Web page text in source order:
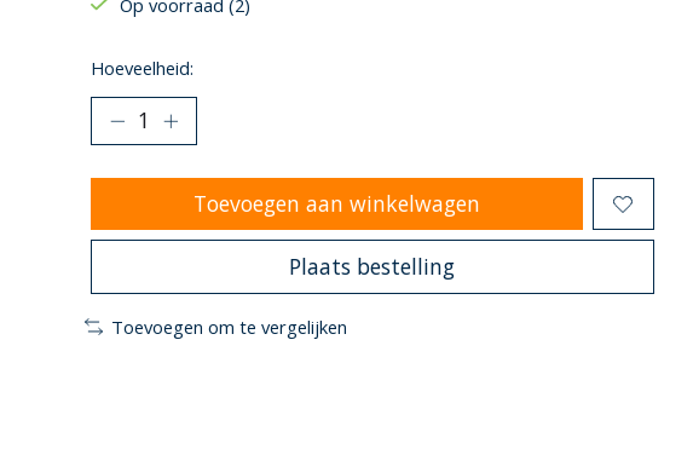
Op voorraad (2)
Hoeveelheid:
Toevoegen aan winkelwagen
Plaats bestelling
Toevoegen om te vergelijken